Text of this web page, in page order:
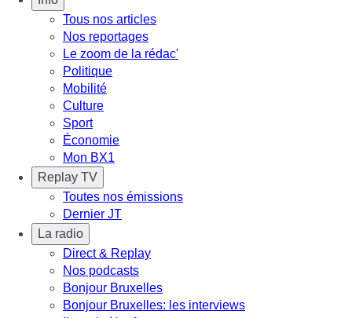
Tous nos articles
Nos reportages
Le zoom de la rédac'
Politique
Mobilité
Culture
Sport
Économie
Mon BX1
Replay TV
Toutes nos émissions
Dernier JT
La radio
Direct & Replay
Nos podcasts
Bonjour Bruxelles
Bonjour Bruxelles: les interviews